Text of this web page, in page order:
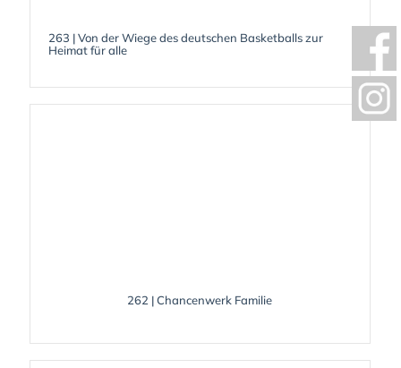
263 | Von der Wiege des deutschen Basketballs zur
Heimat für alle
262 | Chancenwerk Familie